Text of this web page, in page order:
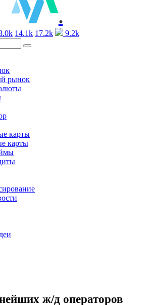
.
14.1k 17.2k 9.2k
рынок
карты
карты
ж/д операторов